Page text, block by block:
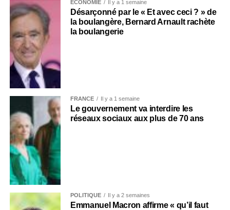
ECONOMIE Il y a 1 semaine
Désarçonné par le « Et avec ceci ? » de
la boulangère, Bernard Arnault rachète
la boulangerie
FRANCE Il y a 1 semaine
Le gouvernement va interdire les
réseaux sociaux aux plus de 70 ans
POLITIQUE Il y a 2 semaines
Emmanuel Macron affirme « qu’il faut